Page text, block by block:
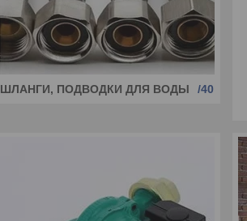
ШЛАНГИ, ПОДВОДКИ ДЛЯ ВОДЫ 40